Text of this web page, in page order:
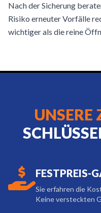
Nach der Sicherung
Risiko erneuter Vorfälle
wichtiger als die reine
UNSERE
FESTPREIS-
Sie erfahren die
Keine versteckten